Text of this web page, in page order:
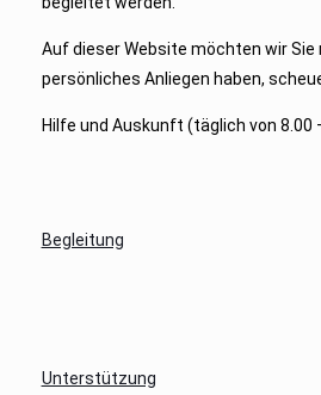
Auf dieser Website möchten wir Sie
persönliches Anliegen haben,
Hilfe und Auskunft (täglich von 8.00
Begleitung
Unterstützung